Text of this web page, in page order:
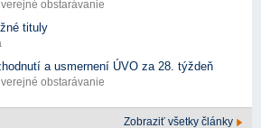
obstarávanie
tituly
a usmernení ÚVO za 28. týždeň
obstarávanie
Zobraziť všetky články